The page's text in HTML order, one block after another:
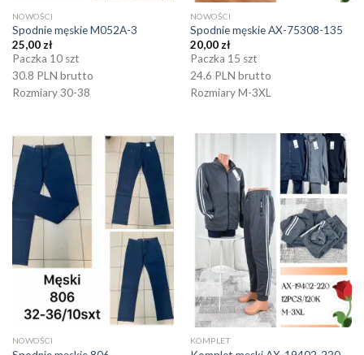
NOWOŚCI
Spodnie męskie M052A-3
25,00zł
Paczka 10 szt
30.8 PLN brutto
Rozmiary 30-38
NOWOŚCI
Spodnie męskie AX-75308-135
20,00zł
Paczka 15 szt
24.6 PLN brutto
Rozmiary M-3XL
NOWOŚCI KOMPLET